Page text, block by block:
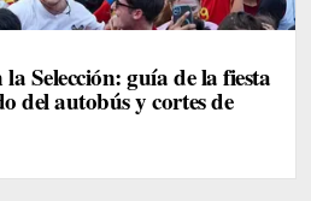
Selección: guía de la fiesta
del autobús y cortes de